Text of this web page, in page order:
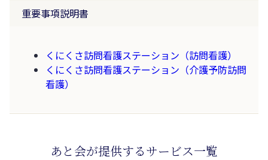
重要事項説明書
くにくさ訪問看護ステーション（訪問看護）
くにくさ訪問看護ステーション（介護予防訪問
看護）
あと会が提供するサービス一覧